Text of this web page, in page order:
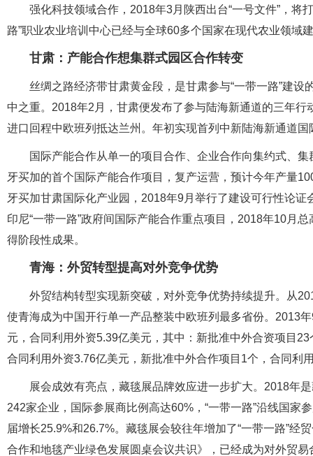
强化科技领域合作，2018年3月陕西出台“一号文件”，将
路”职业农业培训中心已经与全球60多个国家在现代农业领域
甘肃：产能合作想集群式园区合作转变
丝绸之路经济带甘肃黄金段，是甘肃参与“一带一路”建
中之重。2018年2月，甘肃便发布了参与陆海新通道的三年
进口回程中欧班列抵达兰州。年初实现首列中新陆海新通道
国际产能合作从单一的项目合作、企业合作向集约式、
牙买加的首个国际产能合作项目，复产运营，预计今年产量
牙买加甘肃国际化产业园，2018年9月举行了建设可行性论
印尼“一带一路”政府间国际产能合作重点项目，2018年10月
得阶段性成果。
青海：外贸转型提高对外竞争优势
外贸结构转型实现新突破，对外竞争优势持续提升。从
使青海成为中国开行单一产品整装中欧班列最多省份。2013
元，合同利用外资5.39亿美元，其中：新批准中外合资项目
合同利用外资3.76亿美元，新批准中外合作项目1个，合同利
展会成效有亮点，藏毯展品牌效应进一步扩大。2018年
242家企业，国际参展商比例高达60%，“一带一路”沿线国家
届增长25.9%和26.7%。藏毯展会较往年增加了“一带一路”经
合作和地毯产业绿色发展圆桌会议共识》，已经成为对外贸易